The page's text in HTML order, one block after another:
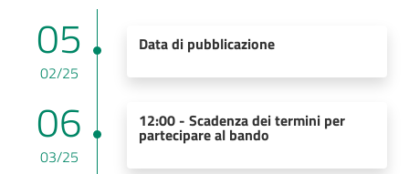
05
02/25
Data di pubblicazione
06
03/25
12:00 - Scadenza dei termini per
partecipare al bando